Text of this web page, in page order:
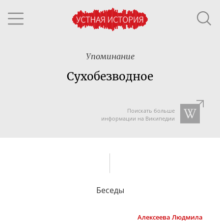
Упоминание
Сухобезводное
Поискать больше
информации на Википедии
Беседы
Алексеева Людмила